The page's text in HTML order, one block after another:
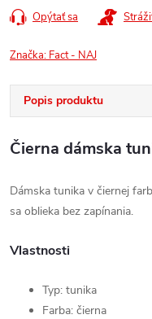
Opýtať sa
Značka: Fact - NAJ
Popis produktu
Čierna dámska
Dámska tunika v čiernej
sa oblieka bez zapínania.
Vlastnosti
Typ: tunika
Farba: čierna